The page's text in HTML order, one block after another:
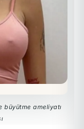
büyütme ameliyatı